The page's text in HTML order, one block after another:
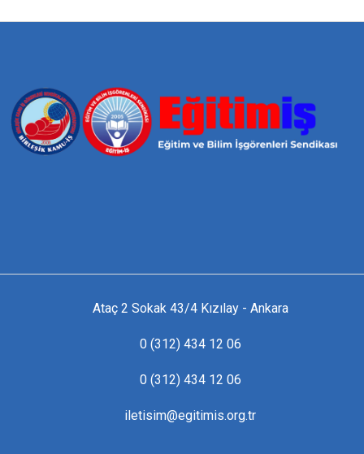
Ataç 2 Sokak 43/4 Kızılay - Ankara
0 (312) 434 12 06
0 (312) 434 12 06
iletisim@egitimis.org.tr